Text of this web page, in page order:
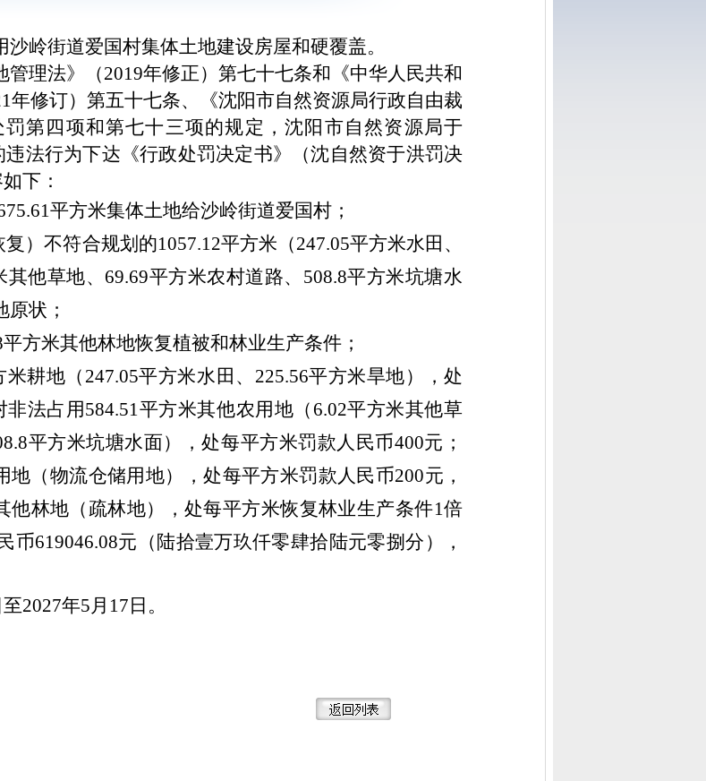
沙岭街道爱国村集体土地建设房屋和硬覆盖。
管理法》（2019年修正）第七十七条和《中华人民共和
年修订）第五十七条、《沈阳市自然资源局行政自由裁
第四项和第七十三项的规定，沈阳市自然资源局于
违法行为下达《行政处罚决定书》（沈自然资于洪罚决
下：
平方米集体土地给沙岭街道爱国村 ；
）不符合规划的1057.12平方米（247.05平方米水田、
其他草地、69.69平方米农村道路、508.8平方米坑塘水
原状 ；
平方米其他林地恢复植被和林业生产条件 ；
米耕地 （ 247.05平方米水田、225.56平方米旱地）
，处
非法占用584.51平方米其他农用地 （ 6.02平方米其他草
平方米坑塘水面） ，处每平方米罚款人民币400元 ；
地 （物流仓储用地） ，处每平方米罚款人民币200元，
他林地 （ 疏林地） ，处每平方米恢复林业生产条件1倍
币619046.08元 （ 陆拾壹万玖仟零肆拾陆元零捌分 ）
，
2027年5月17日。